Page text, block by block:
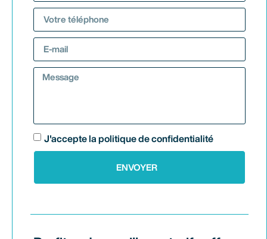
J'accepte la politique de confidentialité
ENVOYER